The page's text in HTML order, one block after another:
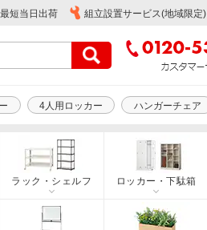
最短当日出荷 組立設置サービス(地域限定)
4人用ロッカー ハンガーチェア
ラック・シェルフ ロッカー・下駄箱